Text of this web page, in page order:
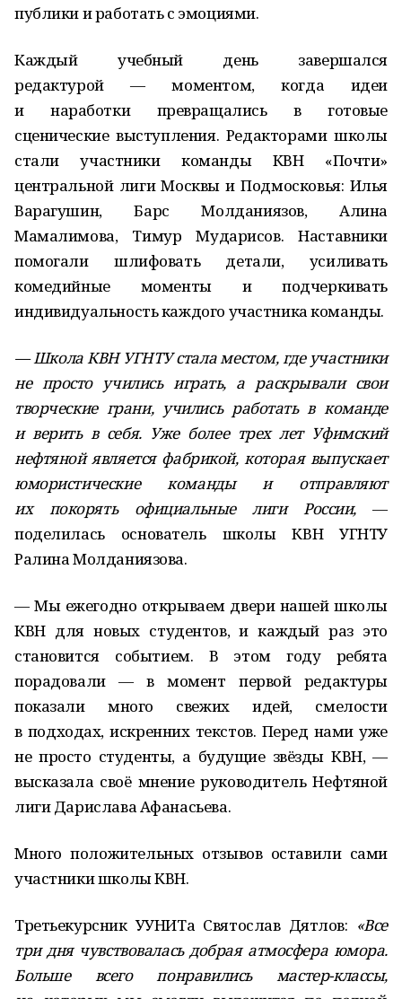
публики и работать с эмоциями.
Каждый учебный день завершался
редактурой — моментом, когда идеи
и наработки превращались в готовые
сценические выступления. Редакторами школы
стали участники команды КВН «Почти»
центральной лиги Москвы и Подмосковья: Илья
Варагушин, Барс Молданиязов, Алина
Мамалимова, Тимур Мударисов. Наставники
помогали шлифовать детали, усиливать
комедийные моменты и подчеркивать
индивидуальность каждого участника команды.
— Школа КВН УГНТУ стала местом, где участники
не просто учились играть, а раскрывали свои
творческие грани, учились работать в команде
и верить в себя. Уже более трех лет Уфимский
нефтяной является фабрикой, которая выпускает
юмористические команды и отправляют
их покорять официальные лиги России,—
поделилась основатель школы КВН УГНТУ
Ралина Молданиязова.
— Мы ежегодно открываем двери нашей школы
КВН для новых студентов, и каждый раз это
становится событием. В этом году ребята
порадовали — в момент первой редактуры
показали много свежих идей, смелости
в подходах, искренних текстов. Перед нами уже
не просто студенты, а будущие звёзды КВН, —
высказала своё мнение руководитель Нефтяной
лиги Дарислава Афанасьева.
Много положительных отзывов оставили сами
участники школы КВН.
Третьекурсник УУНИТа Святослав Дятлов: «Все
три дня чувствовалась добрая атмосфера юмора.
Больше всего понравились мастер-классы,